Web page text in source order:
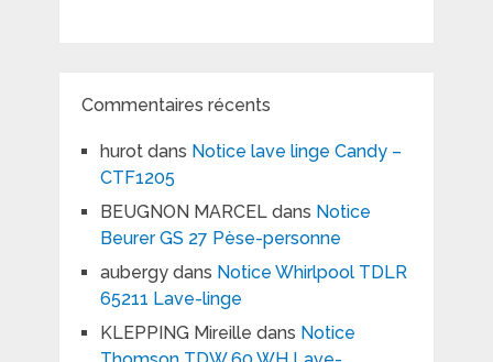
Commentaires récents
hurotdans Notice lave linge Candy –
CTF1205
BEUGNON MARCELdans Notice
Beurer GS 27 Pèse-personne
aubergydans Notice Whirlpool TDLR
65211 Lave-linge
KLEPPING Mireille dans Notice